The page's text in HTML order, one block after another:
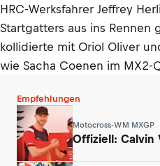
HRC-Werksfahrer Jeffrey
Startgatters aus ins Rennen
kollidierte mit Oriol Oliver
wie Sacha Coenen im MX2-
Empfehlungen
Motocross-WM MXGP
Offiziell: Calvin